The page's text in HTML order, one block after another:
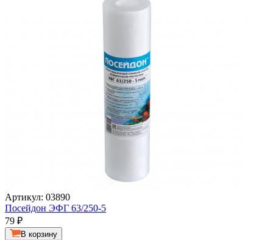
Артикул: 03890
Посейдон ЭФГ 63/250-5
79 ₽
В корзину